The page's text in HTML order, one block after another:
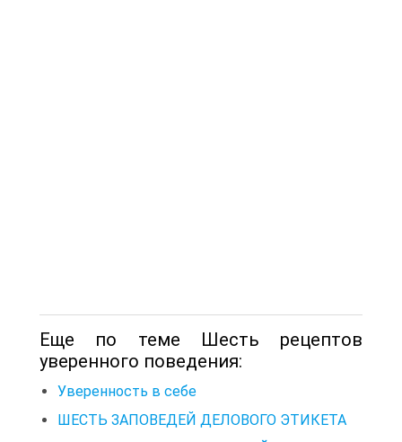
Еще по теме Шесть рецептов
уверенного поведения:
Уверенность в себе
ШЕСТЬ ЗАПОВЕДЕЙ ДЕЛОВОГО ЭТИКЕТА